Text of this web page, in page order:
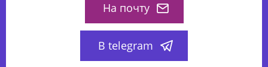
На почту
В telegram